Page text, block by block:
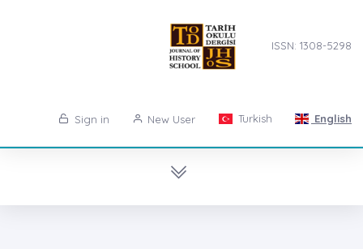
ISSN: 1308-5298
Sign in New User Turkish English